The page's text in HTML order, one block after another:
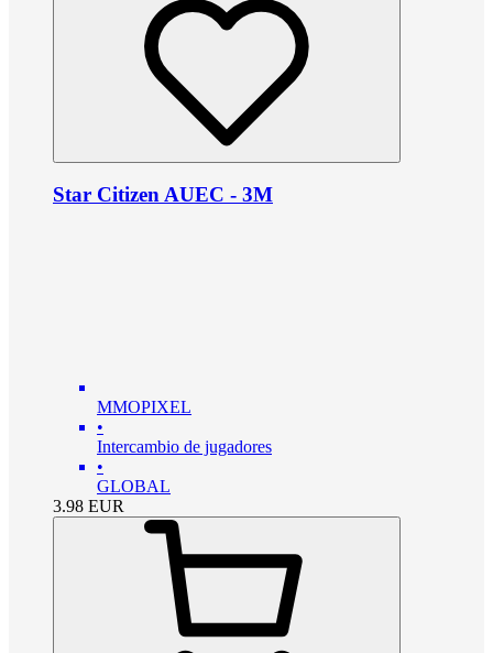
Star Citizen AUEC - 3M
MMOPIXEL
•
Intercambio de jugadores
•
GLOBAL
3.98 EUR